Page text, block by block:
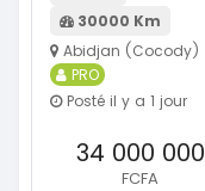
30000 Km
Abidjan (Cocody)
PRO
Posté il y a 1 jour
34 000 000
FCFA